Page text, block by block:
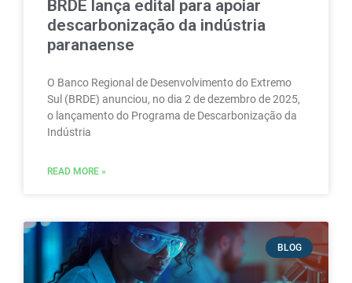
BRDE lança edital para apoiar
descarbonização da indústria
paranaense
O Banco Regional de Desenvolvimento do Extremo
Sul (BRDE) anunciou, no dia 2 de dezembro de 2025,
o lançamento do Programa de Descarbonização da
Indústria
READ MORE »
BLOG